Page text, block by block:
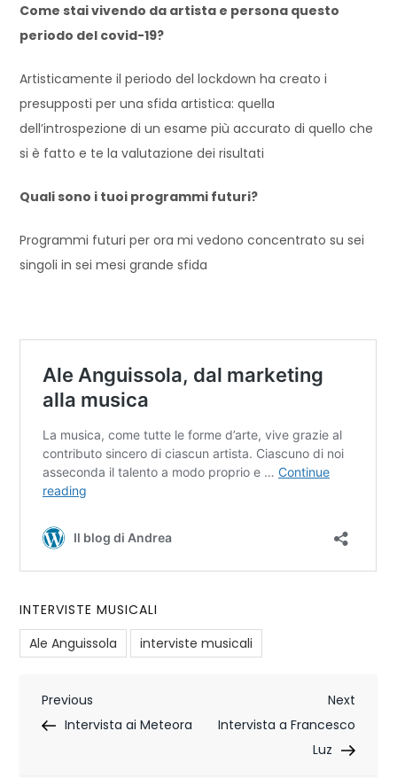
Come stai vivendo da artista e persona questo
periodo del covid-19?
Artisticamente il periodo del lockdown ha creato i
presupposti per una sfida artistica: quella
dell’introspezione di un esame più accurato di quello che
si è fatto e te la valutazione dei risultati
Quali sono i tuoi programmi futuri?
Programmi futuri per ora mi vedono concentrato su sei
singoli in sei mesi grande sfida
INTERVISTE MUSICALI
Ale Anguissola
interviste musicali
N
a
Previous
Post
Previous
Intervista ai Meteora
Next
Post
Next
Intervista a Francesco
Luz